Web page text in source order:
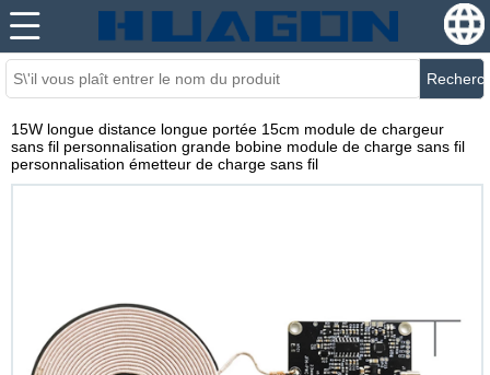
15W longue distance longue portée 15cm module de chargeur
sans fil personnalisation grande bobine module de charge sans fil
personnalisation émetteur de charge sans fil